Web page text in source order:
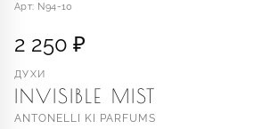
Арт: N94-10
2 250 ₽
ДУХИ
INVISIBLE MIST
ANTONELLI KI PARFUMS